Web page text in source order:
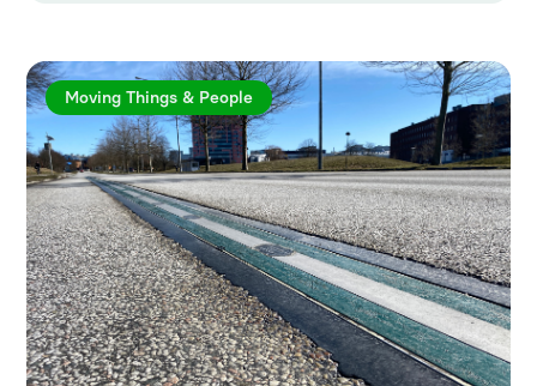
Moving Things & People